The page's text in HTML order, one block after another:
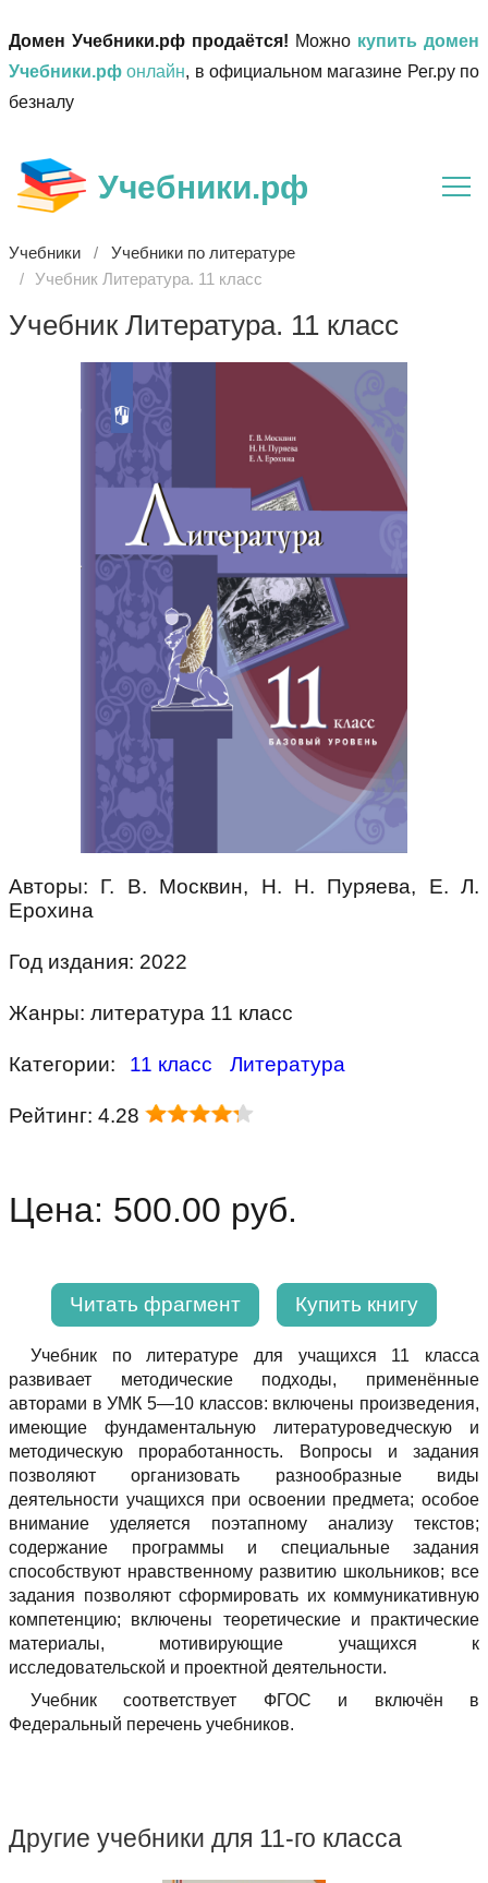
Домен Учебники.рф продаётся! Можно купить домен
Учебники.рф онлайн, в официальном магазине Рег.ру по
безналу
Учебники.рф
Учебники
Учебники по литературе
Учебник Литература. 11 класс
Учебник Литература. 11 класс
Авторы: Г. В. Москвин, Н. Н. Пуряева, Е. Л.
Ерохина
Год издания: 2022
Жанры: литература 11 класс
Категории: 11 класс Литература
Рейтинг: 4.28
Цена: 500.00 руб.
Читать фрагмент Купить книгу
Учебник по литературе для учащихся 11 класса
развивает методические подходы, применённые
авторами в УМК 5—10 классов: включены произведения,
имеющие фундаментальную литературоведческую и
методическую проработанность. Вопросы и задания
позволяют организовать разнообразные виды
деятельности учащихся при освоении предмета; особое
внимание уделяется поэтапному анализу текстов;
содержание программы и специальные задания
способствуют нравственному развитию школьников; все
задания позволяют сформировать их коммуникативную
компетенцию; включены теоретические и практические
материалы, мотивирующие учащихся к
исследовательской и проектной деятельности.
Учебник соответствует ФГОС и включён в
Федеральный перечень учебников.
Другие учебники для 11-го класса